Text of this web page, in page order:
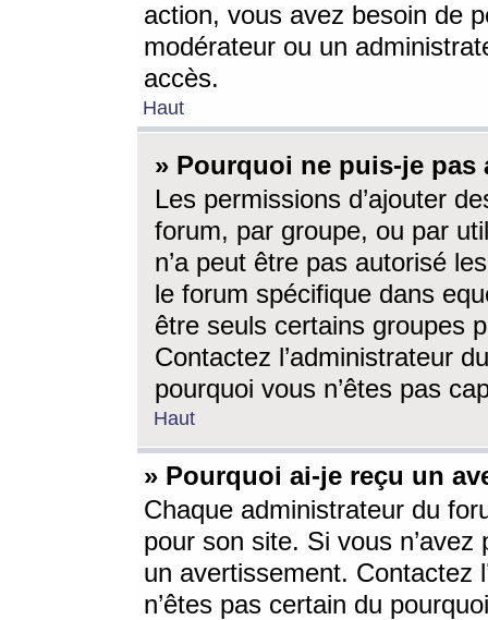
action, vous avez besoin de
modérateur ou un
accès.
Haut
» Pourquoi ne puis-je
Les permissions d’ajouter
forum, par groupe, ou par
n’a peut être pas autorisé
le forum spécifique dans
être seuls certains groupes
Contactez l’administrateur
pourquoi vous n’êtes pas
Haut
» Pourquoi ai-je reçu un
Chaque administrateur du
pour son site. Si vous
un avertissement. Contactez
n’êtes pas certain du